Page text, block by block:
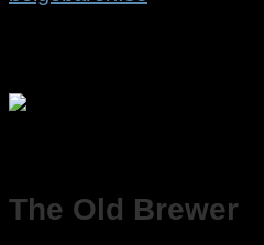
The Old Brewer